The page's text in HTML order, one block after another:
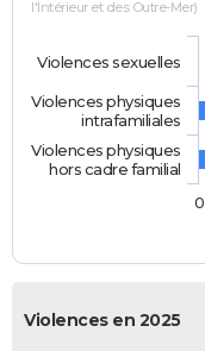
l'Intérieur et des Outre-Mer)
Violences sexuelles
Violences physiques
intrafamiliales
Violences physiques
hors cadre familial
0
Violences en 2025